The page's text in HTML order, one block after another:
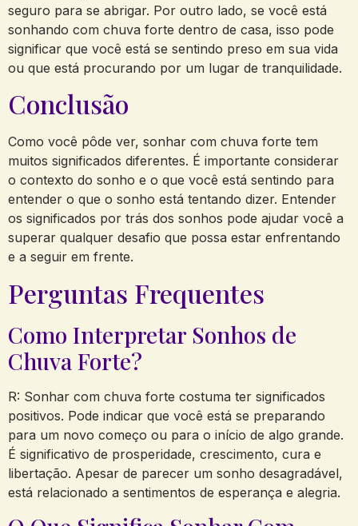
seguro para se abrigar. Por outro lado, se você está
sonhando com chuva forte dentro de casa, isso pode
significar que você está se sentindo preso em sua vida
ou que está procurando por um lugar de tranquilidade.
Conclusão
Como você pôde ver, sonhar com chuva forte tem
muitos significados diferentes. É importante considerar
o contexto do sonho e o que você está sentindo para
entender o que o sonho está tentando dizer. Entender
os significados por trás dos sonhos pode ajudar você a
superar qualquer desafio que possa estar enfrentando
e a seguir em frente.
Perguntas Frequentes
Como Interpretar Sonhos de
Chuva Forte?
R: Sonhar com chuva forte costuma ter significados
positivos. Pode indicar que você está se preparando
para um novo começo ou para o início de algo grande.
É significativo de prosperidade, crescimento, cura e
libertação. Apesar de parecer um sonho desagradável,
está relacionado a sentimentos de esperança e alegria.